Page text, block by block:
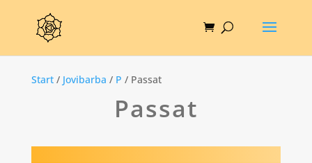
Start/ Jovibarba / P / Passat
Passat